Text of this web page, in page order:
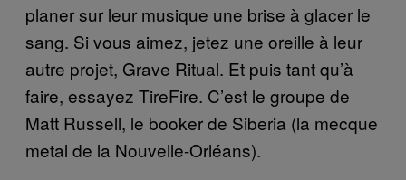
planer sur leur musique une brise à glacer le
sang. Si vous aimez, jetez une oreille à leur
autre projet, Grave Ritual. Et puis tant qu’à
faire, essayez TireFire. C’est le groupe de
Matt Russell, le booker de Siberia (la mecque
metal de la Nouvelle-Orléans).